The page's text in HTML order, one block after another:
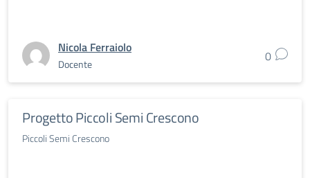
Nicola Ferraiolo
Docente 0
Progetto Piccoli Semi Crescono
Piccoli Semi Crescono